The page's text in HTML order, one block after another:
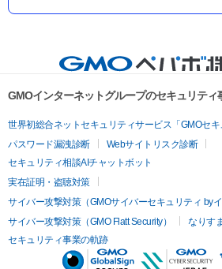
GMOインターネットグループのセキュリティ
世界初総合ネットセキュリティサービス「GMOセキ
パスワード漏洩診断
Webサイトリスク診断
セキュリティ相談AIチャットボット
実在証明・盗聴対策
サイバー攻撃対策（GMOサイバーセキュリティ byイ
サイバー攻撃対策（GMO Flatt Security）
なりす
セキュリティ事業の軌跡